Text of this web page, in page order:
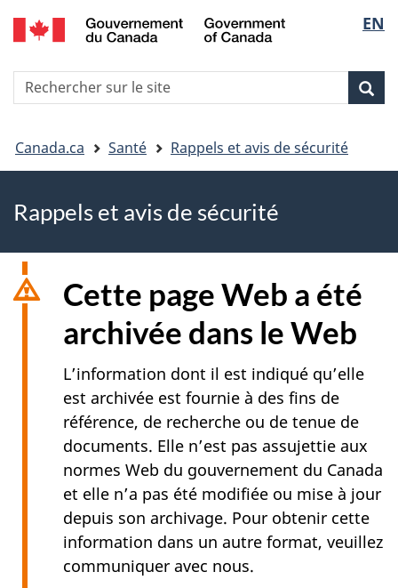
Skip
to
Skip
to
Passer
à
HTML
de
la
EN
Recherche
Vous
êtes
ici
Canada.ca Santé Rappels et avis de sécurité
Rappels et avis de sécurité
Cette page Web a été
archivée dans le Web
L’information dont il est indiqué qu’elle
est archivée est fournie à des fins de
référence, de recherche ou de tenue de
documents. Elle n’est pas assujettie aux
normes Web du gouvernement du Canada
et elle n’a pas été modifiée ou mise à jour
depuis son archivage. Pour obtenir cette
information dans un autre format, veuillez
communiquer avec nous.